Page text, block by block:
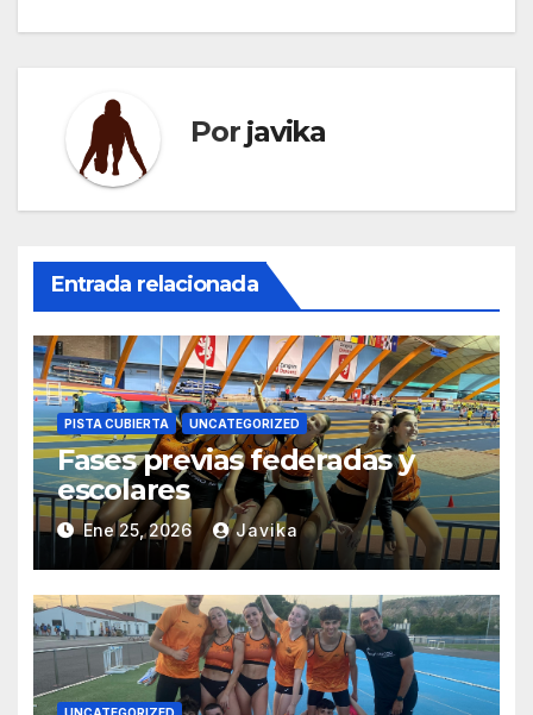
Por javika
Entrada relacionada
PISTA CUBIERTA UNCATEGORIZED
Fases previas federadas y
escolares
Ene 25, 2026 Javika